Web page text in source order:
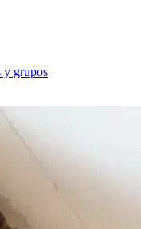
y grupos